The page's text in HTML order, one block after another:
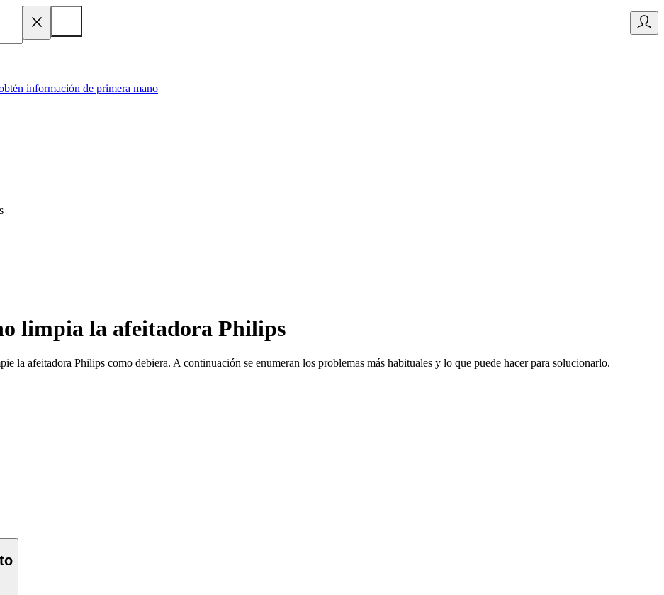
información de primera mano
limpia la afeitadora Philips
la afeitadora Philips como debiera. A continuación se enumeran los problemas más habituales y lo que puede hacer para solucionarlo.